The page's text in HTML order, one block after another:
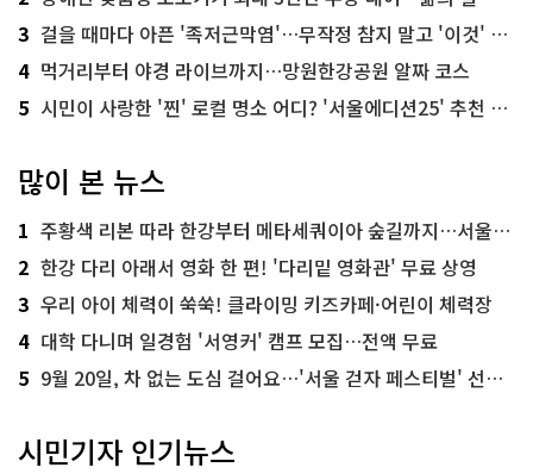
3 걸을 때마다 아픈 '족저근막염'…무작정 참지 말고 '이것' 해보세요!
4 먹거리부터 야경 라이브까지…망원한강공원 알짜 코스
5 시민이 사랑한 '찐' 로컬 명소 어디? '서울에디션25' 추천 코스
많이 본 뉴스
1 주황색 리본 따라 한강부터 메타세쿼이아 숲길까지…서울둘레길 15코스
2 한강 다리 아래서 영화 한 편! '다리밑 영화관' 무료 상영
3 우리 아이 체력이 쑥쑥! 클라이밍 키즈카페·어린이 체력장
4 대학 다니며 일경험 '서영커' 캠프 모집…전액 무료
5 9월 20일, 차 없는 도심 걸어요…'서울 걷자 페스티벌' 선착순 5천명
시민기자 인기뉴스